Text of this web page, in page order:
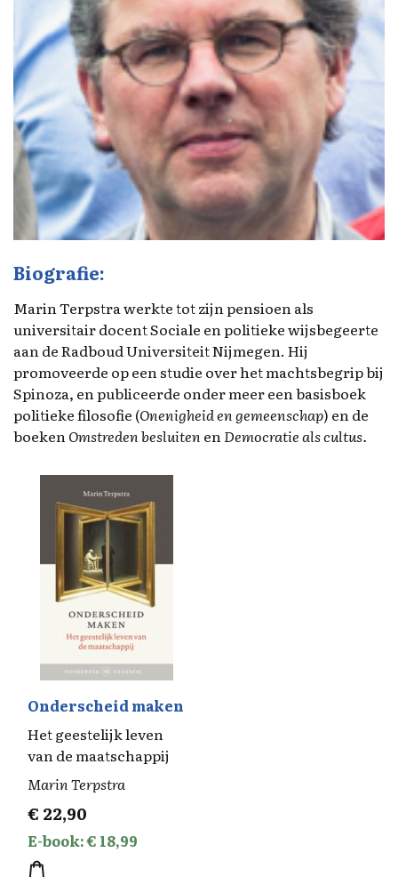
Biografie:
Marin Terpstra werkte tot zijn pensioen als
universitair docent Sociale en politieke wijsbegeerte
aan de Radboud Universiteit Nijmegen. Hij
promoveerde op een studie over het machtsbegrip bij
Spinoza, en publiceerde onder meer een basisboek
politieke filosofie (Onenigheid en gemeenschap) en de
boekenOmstreden besluiten enDemocratie als cultus.
Onderscheid maken
Het geestelijk leven
van de maatschappij
Marin Terpstra
€ 22,90
E-book: € 18,99